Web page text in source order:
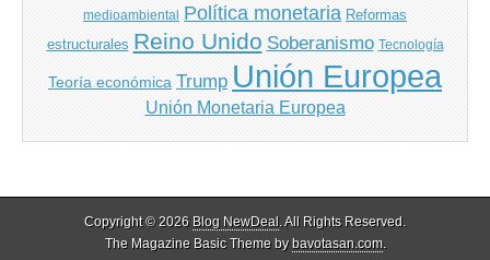
medioambiental Política monetaria Reformas
estructurales Reino Unido Soberanismo Tecnología
Teoría económica Trump Unión Europea
Unión Monetaria Europea
Copyright © 2026 Blog NewDeal. All Rights Reserved.
The Magazine Basic Theme bybavotasan.com.